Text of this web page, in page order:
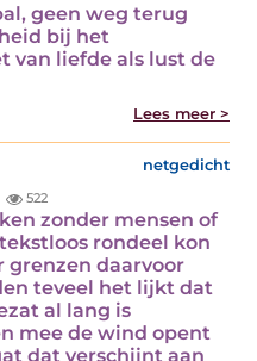
geen weg terug
bij het
van liefde als lust de
Lees meer >
netgedicht
522
zonder mensen of
rondeel kon
grenzen daarvoor
teveel het lijkt dat
al lang is
mee de wind opent
dat verschijnt aan